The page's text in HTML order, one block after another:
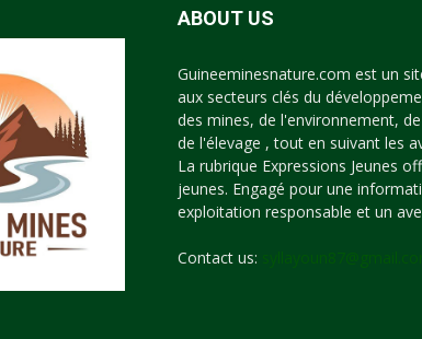
ABOUT US
Guineeminesnature.com est un
aux secteurs clés du
des mines, de l'environnement,
de l'élevage , tout en suivant les
La rubrique Expressions Jeunes
jeunes. Engagé pour une
exploitation responsable et un
Contact us: